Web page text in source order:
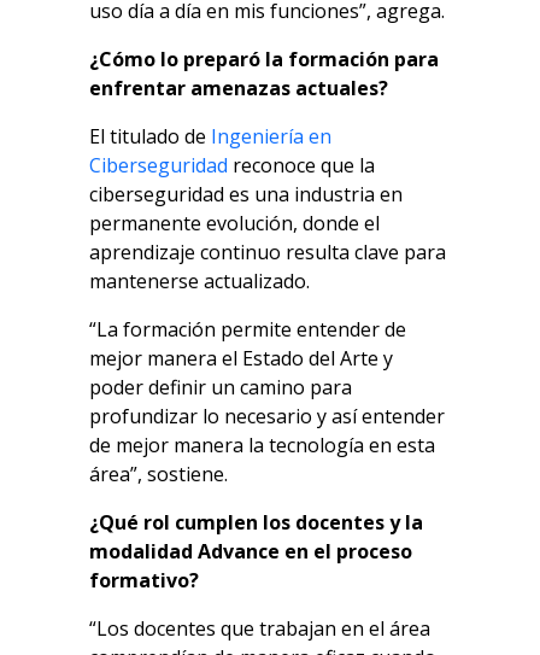
uso día a día en mis funciones”, agrega.
¿Cómo lo preparó la formación para
enfrentar amenazas actuales?
El titulado de Ingeniería en
Ciberseguridad reconoce que la
ciberseguridad es una industria en
permanente evolución, donde el
aprendizaje continuo resulta clave para
mantenerse actualizado.
“La formación permite entender de
mejor manera el Estado del Arte y
poder definir un camino para
profundizar lo necesario y así entender
de mejor manera la tecnología en esta
área”, sostiene.
¿Qué rol cumplen los docentes y la
modalidad Advance en el proceso
formativo?
“Los docentes que trabajan en el área